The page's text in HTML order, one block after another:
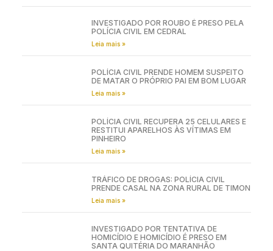
INVESTIGADO POR ROUBO É PRESO PELA
POLÍCIA CIVIL EM CEDRAL
Leia mais »
POLÍCIA CIVIL PRENDE HOMEM SUSPEITO
DE MATAR O PRÓPRIO PAI EM BOM LUGAR
Leia mais »
POLÍCIA CIVIL RECUPERA 25 CELULARES E
RESTITUI APARELHOS ÀS VÍTIMAS EM
PINHEIRO
Leia mais »
TRÁFICO DE DROGAS: POLÍCIA CIVIL
PRENDE CASAL NA ZONA RURAL DE TIMON
Leia mais »
INVESTIGADO POR TENTATIVA DE
HOMICÍDIO E HOMICÍDIO É PRESO EM
SANTA QUITÉRIA DO MARANHÃO